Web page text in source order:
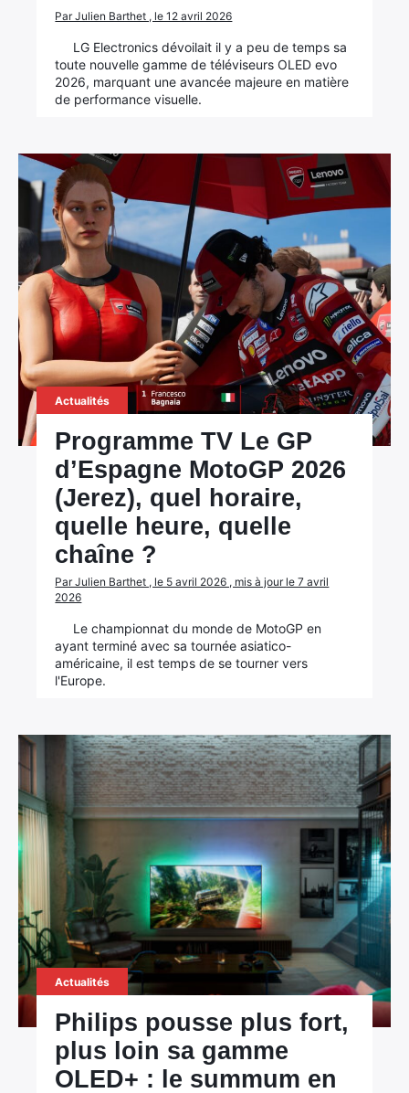
Par Julien Barthet , le 12 avril 2026
LG Electronics dévoilait il y a peu de temps sa
toute nouvelle gamme de téléviseurs OLED evo
2026, marquant une avancée majeure en matière
de performance visuelle.
Actualités
Programme TV Le GP
d’Espagne MotoGP 2026
(Jerez), quel horaire,
quelle heure, quelle
chaîne ?
Par Julien Barthet , le 5 avril 2026 , mis à jour le 7 avril
2026
Le championnat du monde de MotoGP en
ayant terminé avec sa tournée asiatico-
américaine, il est temps de se tourner vers
l'Europe.
Actualités
Philips pousse plus fort,
plus loin sa gamme
OLED+ : le summum en